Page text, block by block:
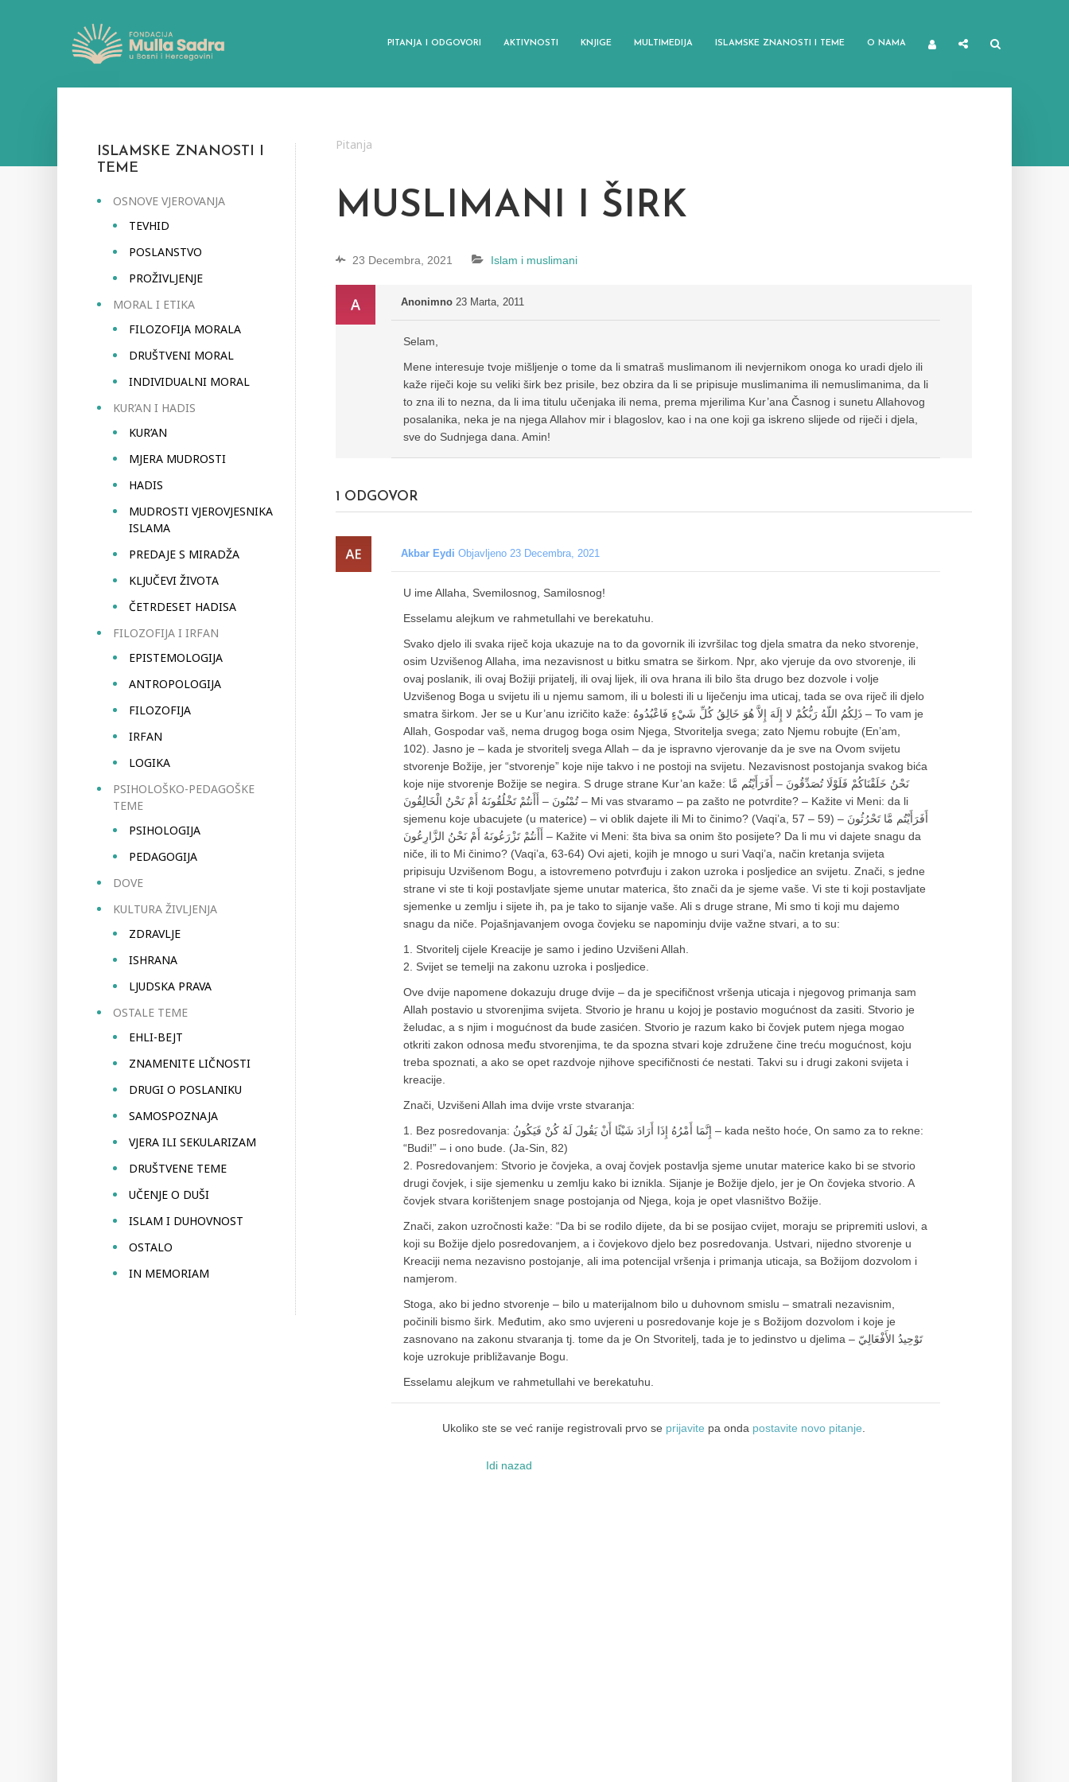
PITANJA I ODGOVORI AKTIVNOSTI KNJIGE MULTIMEDIJA ISLAMSKE ZNANOSTI I TEME O NAMA
ISLAMSKE ZNANOSTI I
TEME
OSNOVE VJEROVANJA
TEVHID
POSLANSTVO
PROŽIVLJENJE
MORAL I ETIKA
FILOZOFIJA MORALA
DRUŠTVENI MORAL
INDIVIDUALNI MORAL
KUR’AN I HADIS
KUR’AN
MJERA MUDROSTI
HADIS
MUDROSTI VJEROVJESNIKA
ISLAMA
PREDAJE S MIRADŽA
KLJUČEVI ŽIVOTA
ČETRDESET HADISA
FILOZOFIJA I IRFAN
EPISTEMOLOGIJA
ANTROPOLOGIJA
FILOZOFIJA
IRFAN
LOGIKA
PSIHOLOŠKO-PEDAGOŠKE
TEME
PSIHOLOGIJA
PEDAGOGIJA
DOVE
KULTURA ŽIVLJENJA
ZDRAVLJE
ISHRANA
LJUDSKA PRAVA
OSTALE TEME
EHLI-BEJT
ZNAMENITE LIČNOSTI
DRUGI O POSLANIKU
SAMOSPOZNAJA
VJERA ILI SEKULARIZAM
DRUŠTVENE TEME
UČENJE O DUŠI
ISLAM I DUHOVNOST
OSTALO
IN MEMORIAM
Pitanja
MUSLIMANI I ŠIRK
23 Decembra, 2021 Islam i muslimani
Anonimno 23 Marta, 2011
Selam,
Mene interesuje tvoje mišljenje o tome da li smatraš muslimanom ili nevjernikom onoga ko uradi djelo ili
kaže riječi koje su veliki širk bez prisile, bez obzira da li se pripisuje muslimanima ili nemuslimanima, da li
to zna ili to nezna, da li ima titulu učenjaka ili nema, prema mjerilima Kur’ana Časnog i sunetu Allahovog
posalanika, neka je na njega Allahov mir i blagoslov, kao i na one koji ga iskreno slijede od riječi i djela,
sve do Sudnjega dana. Amin!
1 ODGOVOR
Akbar Eydi Objavljeno 23 Decembra, 2021
U ime Allaha, Svemilosnog, Samilosnog!
Esselamu alejkum ve rahmetullahi ve berekatuhu.
Svako djelo ili svaka riječ koja ukazuje na to da govornik ili izvršilac tog djela smatra da neko stvorenje,
osim Uzvišenog Allaha, ima nezavisnost u bitku smatra se širkom. Npr, ako vjeruje da ovo stvorenje, ili
ovaj poslanik, ili ovaj Božiji prijatelj, ili ovaj lijek, ili ova hrana ili bilo šta drugo bez dozvole i volje
Uzvišenog Boga u svijetu ili u njemu samom, ili u bolesti ili u liječenju ima uticaj, tada se ova riječ ili djelo
smatra širkom. Jer se u Kur’anu izričito kaže: ذَلِكُمُ اللّهُ رَبُّكُمْ لا إِلَهَ إِلاَّ هُوَ خَالِقُ كُلِّ شَيْءٍ فَاعْبُدُوهُ – To vam je
Allah, Gospodar vaš, nema drugog boga osim Njega, Stvoritelja svega; zato Njemu robujte (En’am,
102). Jasno je – kada je stvoritelj svega Allah – da je ispravno vjerovanje da je sve na Ovom svijetu
stvorenje Božije, jer “stvorenje” koje nije takvo i ne postoji na svijetu. Nezavisnost postojanja svakog bića
koje nije stvorenje Božije se negira. S druge strane Kur’an kaže: نَحْنُ خَلَقْنَاكُمْ فَلَوْلَا تُصَدِّقُونَ – أَفَرَأَيْتُم مَّا
تُمْنُونَ – أَأَنتُمْ تَخْلُقُونَهُ أَمْ نَحْنُ الْخَالِقُونَ – Mi vas stvaramo – pa zašto ne potvrdite? – Kažite vi Meni: da li
sjemenu koje ubacujete (u materice) – vi oblik dajete ili Mi to činimo? (Vaqi’a, 57 – 59) أَفَرَأَيْتُم مَّا تَحْرُثُونَ –
أَأَنتُمْ تَزْرَعُونَهُ أَمْ نَحْنُ الزَّارِعُونَ – Kažite vi Meni: šta biva sa onim što posijete? Da li mu vi dajete snagu da
niče, ili to Mi činimo? (Vaqi’a, 63-64) Ovi ajeti, kojih je mnogo u suri Vaqi’a, način kretanja svijeta
pripisuju Uzvišenom Bogu, a istovremeno potvrđuju i zakon uzroka i posljedice an svijetu. Znači, s jedne
strane vi ste ti koji postavljate sjeme unutar materica, što znači da je sjeme vaše. Vi ste ti koji postavljate
sjemenke u zemlju i sijete ih, pa je tako to sijanje vaše. Ali s druge strane, Mi smo ti koji mu dajemo
snagu da niče. Pojašnjavanjem ovoga čovjeku se napominju dvije važne stvari, a to su:
1. Stvoritelj cijele Kreacije je samo i jedino Uzvišeni Allah.
2. Svijet se temelji na zakonu uzroka i posljedice.
Ove dvije napomene dokazuju druge dvije – da je specifičnost vršenja uticaja i njegovog primanja sam
Allah postavio u stvorenjima svijeta. Stvorio je hranu u kojoj je postavio mogućnost da zasiti. Stvorio je
želudac, a s njim i mogućnost da bude zasićen. Stvorio je razum kako bi čovjek putem njega mogao
otkriti zakon odnosa među stvorenjima, te da spozna stvari koje združene čine treću mogućnost, koju
treba spoznati, a ako se opet razdvoje njihove specifičnosti će nestati. Takvi su i drugi zakoni svijeta i
kreacije.
Znači, Uzvišeni Allah ima dvije vrste stvaranja:
1. Bez posredovanja: إِنَّمَا أَمْرُهُ إِذَا أَرَادَ شَيْئًا أَنْ يَقُولَ لَهُ كُنْ فَيَكُونُ – kada nešto hoće, On samo za to rekne:
“Budi!” – i ono bude. (Ja-Sin, 82)
2. Posredovanjem: Stvorio je čovjeka, a ovaj čovjek postavlja sjeme unutar materice kako bi se stvorio
drugi čovjek, i sije sjemenku u zemlju kako bi iznikla. Sijanje je Božije djelo, jer je On čovjeka stvorio. A
čovjek stvara korištenjem snage postojanja od Njega, koja je opet vlasništvo Božije.
Znači, zakon uzročnosti kaže: “Da bi se rodilo dijete, da bi se posijao cvijet, moraju se pripremiti uslovi, a
koji su Božije djelo posredovanjem, a i čovjekovo djelo bez posredovanja. Ustvari, nijedno stvorenje u
Kreaciji nema nezavisno postojanje, ali ima potencijal vršenja i primanja uticaja, sa Božijom dozvolom i
namjerom.
Stoga, ako bi jedno stvorenje – bilo u materijalnom bilo u duhovnom smislu – smatrali nezavisnim,
počinili bismo širk. Međutim, ako smo uvjereni u posredovanje koje je s Božijom dozvolom i koje je
zasnovano na zakonu stvaranja tj. tome da je On Stvoritelj, tada je to jedinstvo u djelima – تَوْحِيدُ الأَفْعَالِيّ
koje uzrokuje približavanje Bogu.
Esselamu alejkum ve rahmetullahi ve berekatuhu.
Ukoliko ste se već ranije registrovali prvo se prijavite pa onda postavite novo pitanje.
Idi nazad